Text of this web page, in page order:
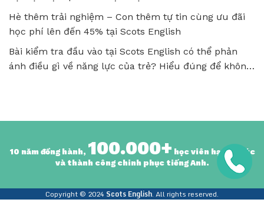
Hè thêm trải nghiệm – Con thêm tự tin cùng ưu đãi
học phí lên đến 45% tại Scots English
Bài kiểm tra đầu vào tại Scots English có thể phản
ánh điều gì về năng lực của trẻ? Hiểu đúng để không
10 năm đồng hành, 100.000+ học viên hạnh phúc
và thành công chinh phục tiếng Anh.
Copyright © 2024 Scots English. All rights reserved.